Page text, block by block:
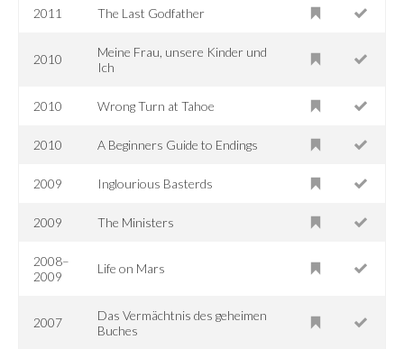
2011 The Last Godfather
2010
Meine Frau, unsere Kinder und
Ich
2010 Wrong Turn at Tahoe
2010 A Beginners Guide to Endings
2009 Inglourious Basterds
2009 The Ministers
2008–
2009
Life on Mars
2007
Das Vermächtnis des geheimen
Buches